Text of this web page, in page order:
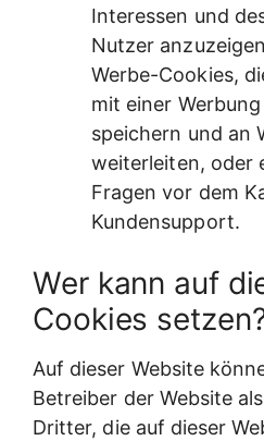
Interessen und
Nutzer
Werbe-Cookies,
mit einer
speichern und an
weiterleiten, oder
Fragen vor dem
Kundensupport.
Wer kann auf
Cookies
Auf dieser Website
Betreiber der Website
Dritter, die auf dieser